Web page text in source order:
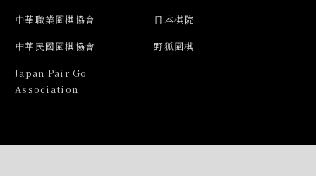
中華職業圍棋協會
日本棋院
中華民國圍棋協會
野狐圍棋
Japan Pair Go
Association